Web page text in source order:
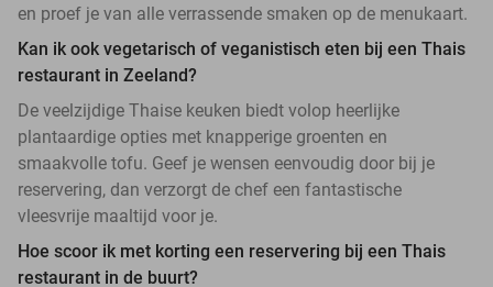
en proef je van alle verrassende smaken op de menukaart.
Kan ik ook vegetarisch of veganistisch eten bij een Thais
restaurant in Zeeland?
De veelzijdige Thaise keuken biedt volop heerlijke
plantaardige opties met knapperige groenten en
smaakvolle tofu. Geef je wensen eenvoudig door bij je
reservering, dan verzorgt de chef een fantastische
vleesvrije maaltijd voor je.
Hoe scoor ik met korting een reservering bij een Thais
restaurant in de buurt?